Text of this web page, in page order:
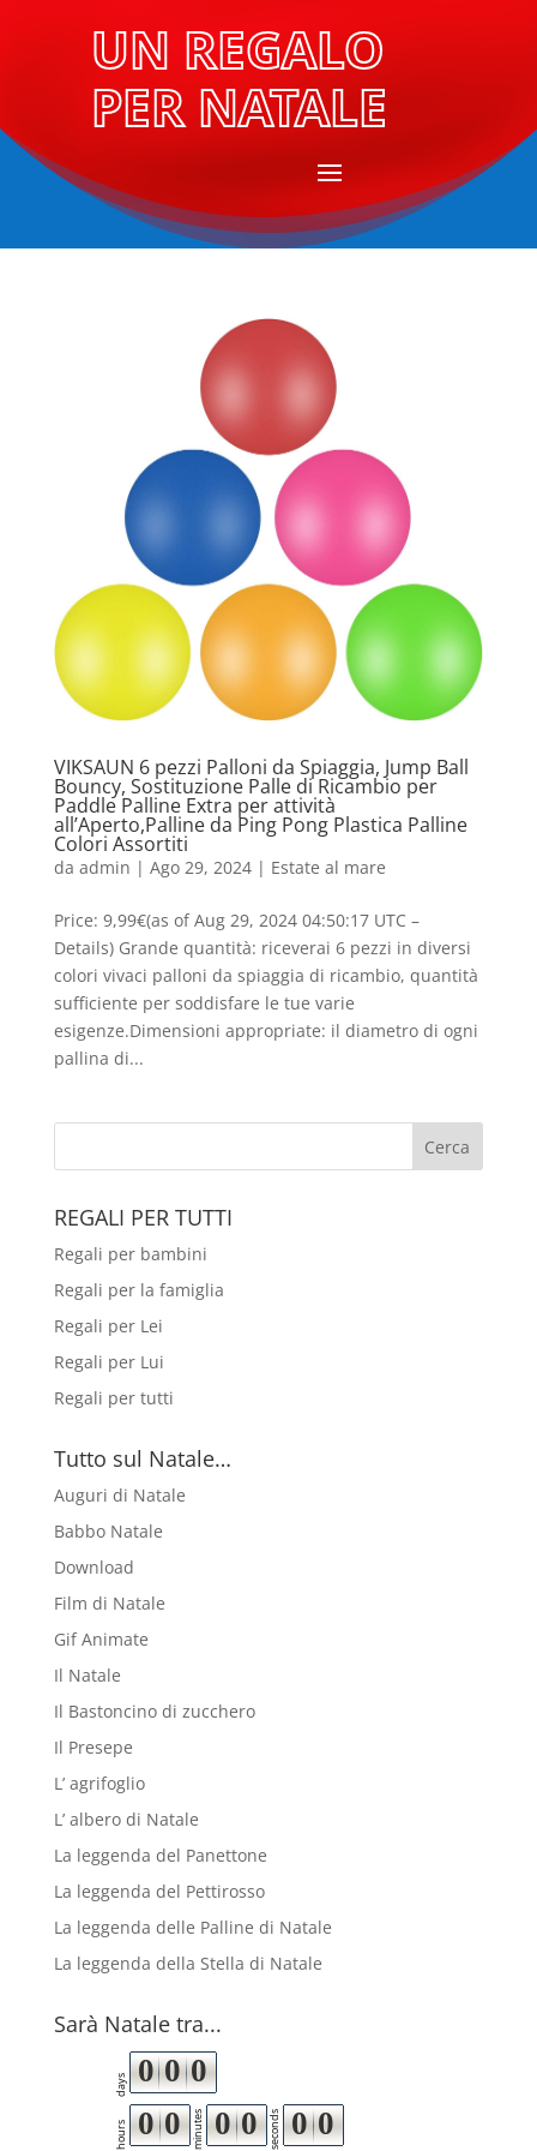
UN REGALO
PER NATALE
VIKSAUN 6 pezzi Palloni da Spiaggia, Jump Ball
Bouncy, Sostituzione Palle di Ricambio per
Paddle Palline Extra per attività
all’Aperto,Palline da Ping Pong Plastica Palline
Colori Assortiti
da admin | Ago 29, 2024| Estate al mare
Price: 9,99€(as of Aug 29, 2024 04:50:17 UTC –
Details) Grande quantità: riceverai 6 pezzi in diversi
colori vivaci palloni da spiaggia di ricambio, quantità
sufficiente per soddisfare le tue varie
esigenze.Dimensioni appropriate: il diametro di ogni
pallina di...
REGALI PER TUTTI
Regali per bambini
Regali per la famiglia
Regali per Lei
Regali per Lui
Regali per tutti
Tutto sul Natale…
Auguri di Natale
Babbo Natale
Download
Film di Natale
Gif Animate
Il Natale
Il Bastoncino di zucchero
Il Presepe
L’ agrifoglio
L’ albero di Natale
La leggenda del Panettone
La leggenda del Pettirosso
La leggenda delle Palline di Natale
La leggenda della Stella di Natale
Sarà Natale tra...
days 0 0 0
hours 0 0 minutes 0 0 seconds 0 0